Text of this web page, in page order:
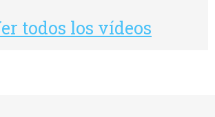
todos los vídeos